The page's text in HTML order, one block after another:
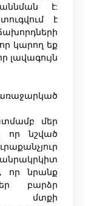
է:
է
կարող եք
լավագույն
մեր
որ նշված
որ նրանք
բարձր
մտքի